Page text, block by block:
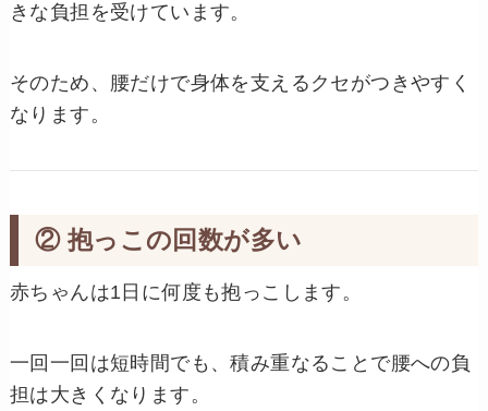
きな負担を受けています。
そのため、腰だけで身体を支えるクセがつきやすく
なります。
② 抱っこの回数が多い
赤ちゃんは1日に何度も抱っこします。
一回一回は短時間でも、積み重なることで腰への負
担は大きくなります。